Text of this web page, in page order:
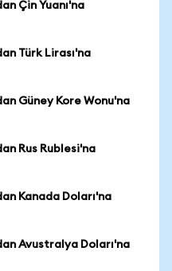
Çin Yuanı'na
Türk Lirası'na
Güney Kore Wonu'na
Rus Rublesi'na
Kanada Doları'na
Avustralya Doları'na